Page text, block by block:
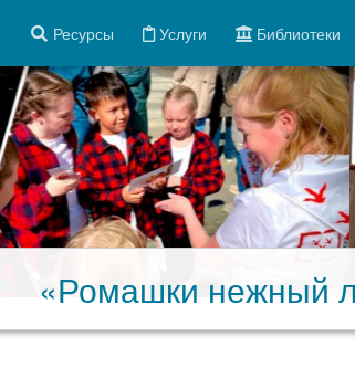
Ресурсы Услуги Библиотеки
«Ромашки нежный